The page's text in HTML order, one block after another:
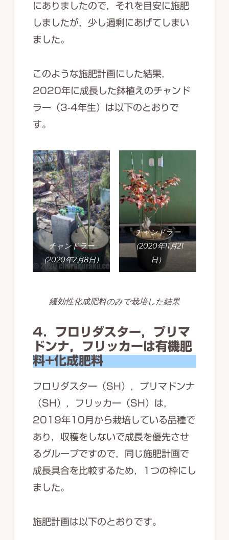
にありましたので，それを目安に施肥
しましたが，少し過剰にあげてしまい
ました。
このような施肥計画にした結果，
2020年に成長した鉢植えのチャンド
ラー（3-4年生）は以下のとおりで
す。
チャンドラー
（2020年2月8日）
チャンドラー
（2020年11月21
日）
緩効性化成肥料のみで栽培した結果
4．フロリダスター，プリマ
ドンナ，フリッカーは有機肥
料+化成肥料
フロリダスター（SH），プリマドンナ
（SH），フリッカー（SH）は，
2019年10月から栽培している品種で
あり，収穫をしないで成長を優先させ
るグループですので，同じ施肥計画で
成長具合を比較するため，1つの枠にし
ました。
施肥計画は以下のとおりです。